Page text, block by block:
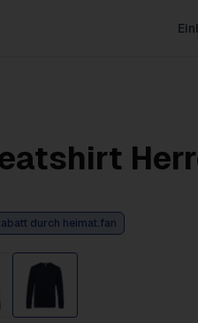
durch heimat.fan